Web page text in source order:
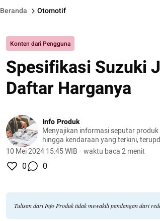
Beranda Otomotif
Konten dari Pengguna
Spesifikasi Suzuki
Daftar Harganya
Info Produk
Menyajikan informasi seputar
hingga kendaraan yang terkini,
terlengkap.
10 Mei 2024 15:45 WIB · waktu baca 2 menit
0 0
Tulisan dari Info Produk tidak mewakili pandangan dari